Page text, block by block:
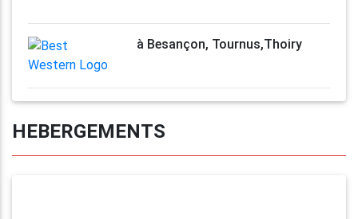
à Besançon, Tournus,Thoiry
HEBERGEMENTS